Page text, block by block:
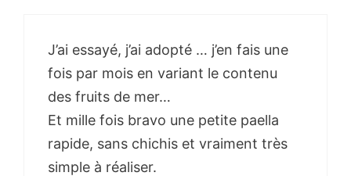
J’ai essayé, j’ai adopté … j’en fais une
fois par mois en variant le contenu
des fruits de mer…
Et mille fois bravo une petite paella
rapide, sans chichis et vraiment très
simple à réaliser.